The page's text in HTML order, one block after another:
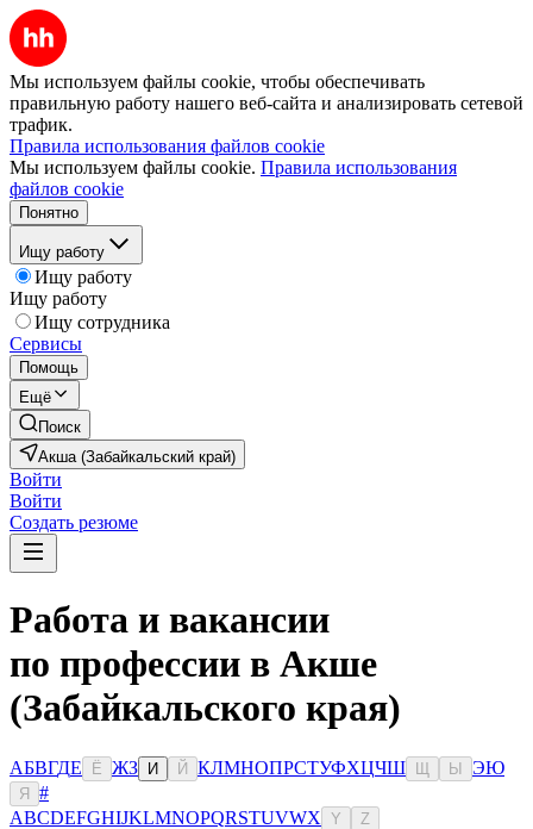
Мы используем файлы cookie, чтобы обеспечивать
правильную работу нашего веб-сайта и анализировать сетевой
трафик.
Правила использования файлов cookie
Мы используем файлы cookie. Правила использования
файлов cookie
Понятно
Ищу работу
Ищу работу
Ищу работу
Ищу сотрудника
Сервисы
Помощь
Ещё
Поиск
Акша (Забайкальский край)
Войти
Войти
Создать резюме
Работа и вакансии
по профессии в Акше
(Забайкальского края)
АБВГДЕ Ё ЖЗ И Й КЛМНОПРСТУФХЦЧШ Ы ЭЮ
Я
#
ABCDEFGHIJKLMNOPQRSTUVWX Y Z